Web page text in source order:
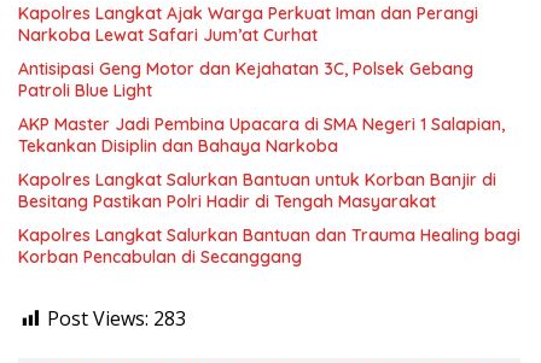
Kapolres Langkat Ajak Warga Perkuat Iman dan Perangi
Narkoba Lewat Safari Jum’at Curhat
Antisipasi Geng Motor dan Kejahatan 3C, Polsek Gebang
Patroli Blue Light
AKP Master Jadi Pembina Upacara di SMA Negeri 1 Salapian,
Tekankan Disiplin dan Bahaya Narkoba
Kapolres Langkat Salurkan Bantuan untuk Korban Banjir di
Besitang Pastikan Polri Hadir di Tengah Masyarakat
Kapolres Langkat Salurkan Bantuan dan Trauma Healing bagi
Korban Pencabulan di Secanggang
Post Views: 283